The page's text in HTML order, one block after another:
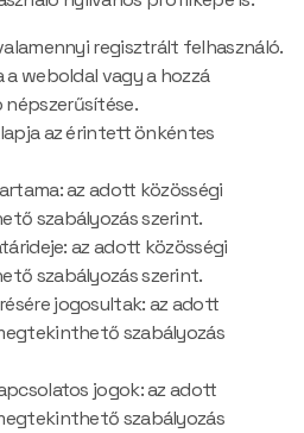
regisztrált felhasználó.
weboldal vagy a hozzá
az érintett önkéntes
az adott közösségi
szabályozás szerint.
az adott közösségi
szabályozás szerint.
jogosultak: az adott
szabályozás
jogok: az adott
szabályozás